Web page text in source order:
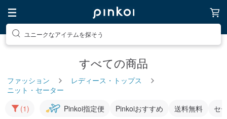
ユニークなアイテムを探そう
すべての商品
ファッション
レディース・トップス
ニット・セーター
(1)
Pinkoi指定便 Pinkoiおすすめ 送料無料 セ